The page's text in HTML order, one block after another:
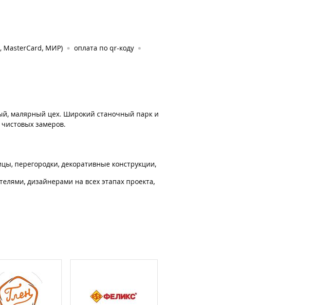
MasterCard, МИР)
оплата по qr-коду
малярный цех. Широкий станочный парк и
замеров.
перегородки, декоративные конструкции,
дизайнерами на всех этапах проекта,